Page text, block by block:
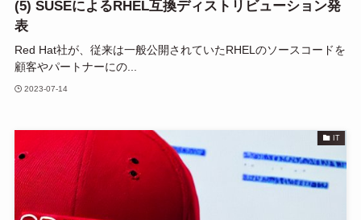
(5) SUSEによるRHEL互換ディストリビューション発
表
Red Hat社が、従来は一般公開されていたRHELのソースコードを
顧客やパートナーにの...
2023-07-14
IT